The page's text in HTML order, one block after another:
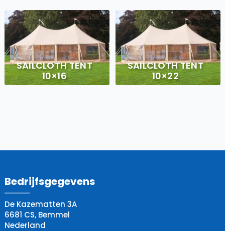
SAILCLOTH TENT
10×16
SAILCLOTH TENT
10×22
Bedrijfsgegevens
De Kazematten 3A
6681 CS, Bemmel
Nederland